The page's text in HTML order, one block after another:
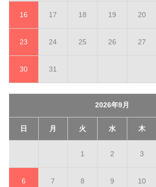
16 17 18 19 20
23 24 25 26 27
30 31
2026年9月
日 月 火 水 木
1 2 3
6 7 8 9 10